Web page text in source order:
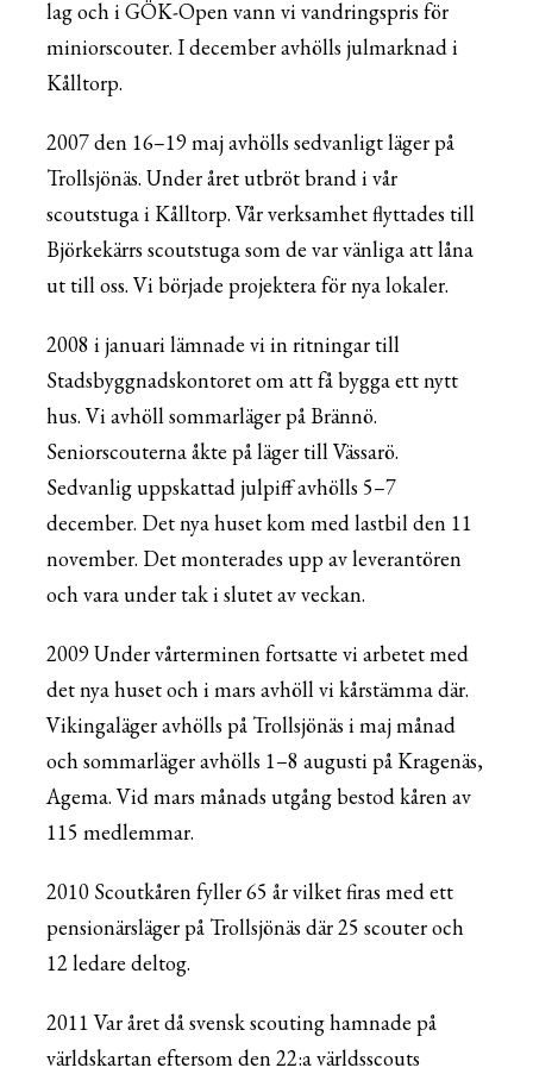
lag och i GÖK-Open vann vi vandringspris för
miniorscouter. I december avhölls julmarknad i
Kålltorp.
2007 den 16–19 maj avhölls sedvanligt läger på
Trollsjönäs. Under året utbröt brand i vår
scoutstuga i Kålltorp. Vår verksamhet flyttades till
Björkekärrs scoutstuga som de var vänliga att låna
ut till oss. Vi började projektera för nya lokaler.
2008 i januari lämnade vi in ritningar till
Stadsbyggnadskontoret om att få bygga ett nytt
hus. Vi avhöll sommarläger på Brännö.
Seniorscouterna åkte på läger till Vässarö.
Sedvanlig uppskattad julpiff avhölls 5–7
december. Det nya huset kom med lastbil den 11
november. Det monterades upp av leverantören
och vara under tak i slutet av veckan.
2009 Under vårterminen fortsatte vi arbetet med
det nya huset och i mars avhöll vi kårstämma där.
Vikingaläger avhölls på Trollsjönäs i maj månad
och sommarläger avhölls 1–8 augusti på Kragenäs,
Agema. Vid mars månads utgång bestod kåren av
115 medlemmar.
2010 Scoutkåren fyller 65 år vilket firas med ett
pensionärsläger på Trollsjönäs där 25 scouter och
12 ledare deltog.
2011 Var året då svensk scouting hamnade på
världskartan eftersom den 22:a världsscouts